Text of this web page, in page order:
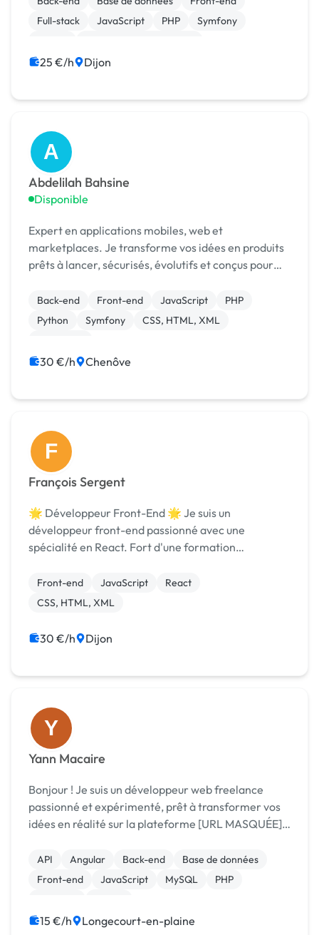
Full-stack
JavaScript PHP
Symfony
Développement spécifique
25 €/h Dijon
A
Abdelilah Bahsine
Disponible
Expert en applications mobiles, web et
marketplaces. Je transforme vos idées en produits
prêts à lancer, sécurisés, évolutifs et conçus pour
Back-end Front-end JavaScript
PHP
Python
Symfony
CSS, HTML, XML
30 €/h Chenôve
F
François Sergent
🌟 Développeur Front-End 🌟 Je suis un
développeur front-end passionné avec une
spécialité en React. Fort d'une formation
développement front-end, je mets à votre service
mes compétences pour créer des interfac...
Front-end JavaScript
React
CSS, HTML, XML
30 €/h Dijon
Y
Yann Macaire
Bonjour ! Je suis un développeur web freelance
passionné et expérimenté, prêt à transformer vos
idées en réalité sur la plateforme [URL MASQUÉE].
Ajax, Symfony, SQL et JavaScript, je suis capable de
...
API Angular Back-end
Base de données
Front-end
JavaScript MySQL
PHP
15 €/h Longecourt-en-plaine